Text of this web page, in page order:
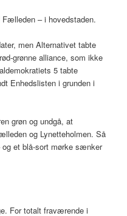
Fælleden – i hovedstaden.
men Alternativet tabte
grønne alliance, som ikke
5 tabte
Enhedslisten i grunden i
grøn og undgå, at
og Lynetteholmen. Så
et blå-sort mørke sænker
For totalt fraværende i